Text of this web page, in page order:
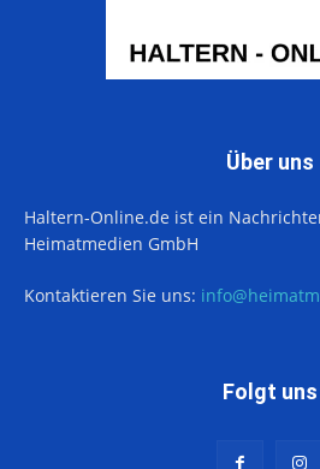
Über uns
Haltern-Online.de ist ein
Heimatmedien GmbH
Kontaktieren Sie uns:
Folgt uns